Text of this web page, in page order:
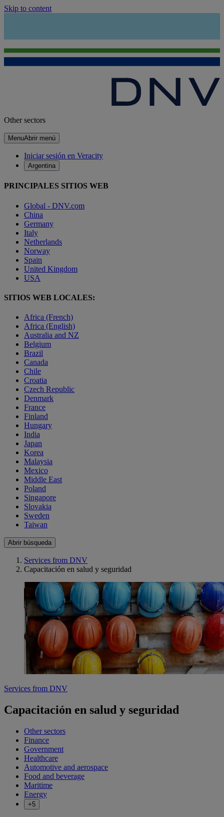
Skip to content
Other sectors
MenuAbrir menú
Iniciar sesión en Veracity
Argentina
PRINCIPALES SITIOS WEB
Global - DNV.com
China
Germany
Italy
Netherlands
Norway
Spain
United Kingdom
USA
SITIOS WEB LOCALES:
Africa (French)
Africa (English)
Australia and NZ
Belgium
Brazil
Canada
Chile
Croatia
Czech Republic
Denmark
France
Finland
Hungary
India
Japan
Korea
Malaysia
Mexico
Middle East
Poland
Singapore
Slovakia
Sweden
Taiwan
Abrir búsqueda
Services from DNV
Capacitación en salud y seguridad
Services from DNV
Capacitación en salud y seguridad
Other sectors
Finance
Government
Healthcare
Automotive and aerospace
Food and beverage
Maritime
Energy
+5